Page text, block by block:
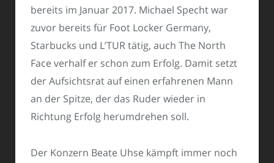
bereits im Januar 2017. Michael Specht war
zuvor bereits für Foot Locker Germany,
Starbucks und L’TUR tätig, auch The North
Face verhalf er schon zum Erfolg. Damit setzt
der Aufsichtsrat auf einen erfahrenen Mann
an der Spitze, der das Ruder wieder in
Richtung Erfolg herumdrehen soll.
Der Konzern Beate Uhse kämpft immer noch